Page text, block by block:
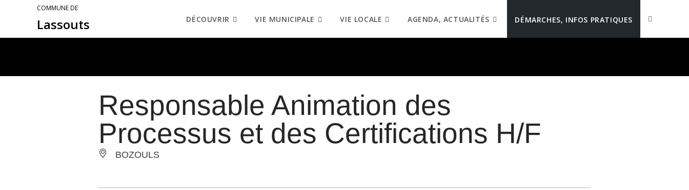
COMMUNE DE
Lassouts DÉCOUVRIR VIE MUNICIPALE VIE LOCALE AGENDA, ACTUALITÉS DÉMARCHES, INFOS PRATIQUES
Responsable Animation des
Processus et des Certifications H/F
BOZOULS